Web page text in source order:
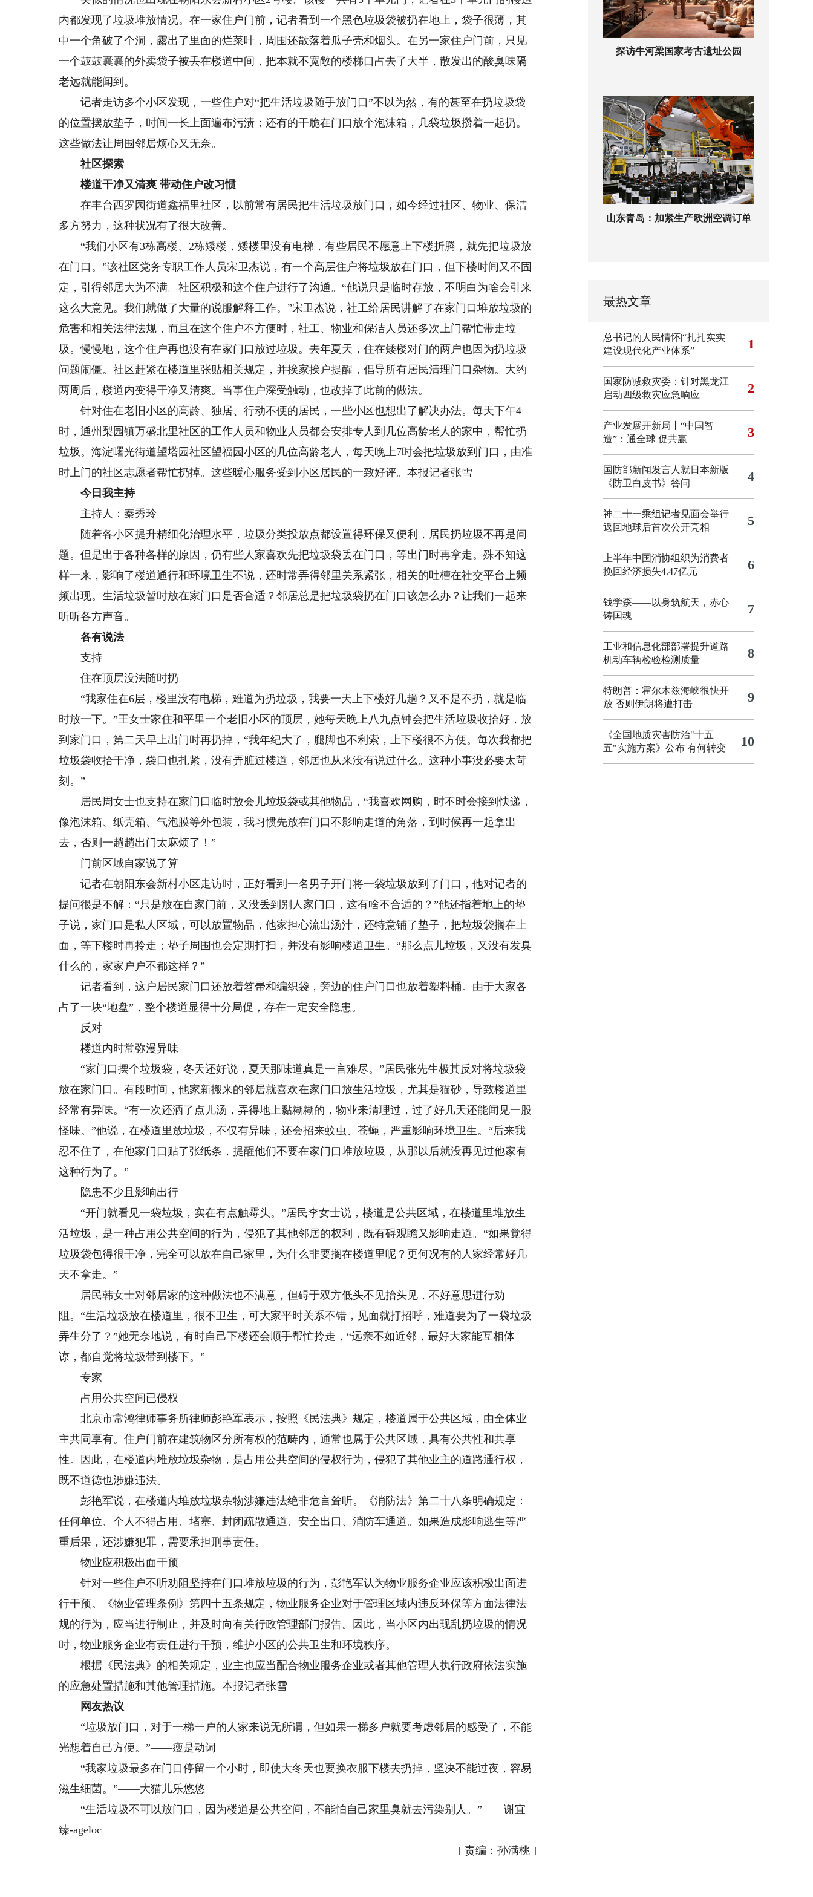
内都发现了垃圾堆放情况。在一家住户门前，记者看到一个黑色垃圾袋被扔在地上，袋子很薄，其
中一个角破了个洞，露出了里面的烂菜叶，周围还散落着瓜子壳和烟头。在另一家住户门前，只见
一个鼓鼓囊囊的外卖袋子被丢在楼道中间，把本就不宽敞的楼梯口占去了大半，散发出的酸臭味隔
老远就能闻到。
记者走访多个小区发现，一些住户对“把生活垃圾随手放门口”不以为然，有的甚至在扔垃圾袋
的位置摆放垫子，时间一长上面遍布污渍；还有的干脆在门口放个泡沫箱，几袋垃圾攒着一起扔。
这些做法让周围邻居烦心又无奈。
社区探索
楼道干净又清爽 带动住户改习惯
在丰台西罗园街道鑫福里社区，以前常有居民把生活垃圾放门口，如今经过社区、物业、保洁
多方努力，这种状况有了很大改善。
“我们小区有3栋高楼、2栋矮楼，矮楼里没有电梯，有些居民不愿意上下楼折腾，就先把垃圾放
在门口。”该社区党务专职工作人员宋卫杰说，有一个高层住户将垃圾放在门口，但下楼时间又不固
定，引得邻居大为不满。社区积极和这个住户进行了沟通。“他说只是临时存放，不明白为啥会引来
这么大意见。我们就做了大量的说服解释工作。”宋卫杰说，社工给居民讲解了在家门口堆放垃圾的
危害和相关法律法规，而且在这个住户不方便时，社工、物业和保洁人员还多次上门帮忙带走垃
圾。慢慢地，这个住户再也没有在家门口放过垃圾。去年夏天，住在矮楼对门的两户也因为扔垃圾
问题闹僵。社区赶紧在楼道里张贴相关规定，并挨家挨户提醒，倡导所有居民清理门口杂物。大约
两周后，楼道内变得干净又清爽。当事住户深受触动，也改掉了此前的做法。
针对住在老旧小区的高龄、独居、行动不便的居民，一些小区也想出了解决办法。每天下午4
时，通州梨园镇万盛北里社区的工作人员和物业人员都会安排专人到几位高龄老人的家中，帮忙扔
垃圾。海淀曙光街道望塔园社区望福园小区的几位高龄老人，每天晚上7时会把垃圾放到门口，由准
时上门的社区志愿者帮忙扔掉。这些暖心服务受到小区居民的一致好评。本报记者张雪
今日我主持
主持人：秦秀玲
随着各小区提升精细化治理水平，垃圾分类投放点都设置得环保又便利，居民扔垃圾不再是问
题。但是出于各种各样的原因，仍有些人家喜欢先把垃圾袋丢在门口，等出门时再拿走。殊不知这
样一来，影响了楼道通行和环境卫生不说，还时常弄得邻里关系紧张，相关的吐槽在社交平台上频
频出现。生活垃圾暂时放在家门口是否合适？邻居总是把垃圾袋扔在门口该怎么办？让我们一起来
听听各方声音。
各有说法
支持
住在顶层没法随时扔
“我家住在6层，楼里没有电梯，难道为扔垃圾，我要一天上下楼好几趟？又不是不扔，就是临
时放一下。”王女士家住和平里一个老旧小区的顶层，她每天晚上八九点钟会把生活垃圾收拾好，放
到家门口，第二天早上出门时再扔掉，“我年纪大了，腿脚也不利索，上下楼很不方便。每次我都把
垃圾袋收拾干净，袋口也扎紧，没有弄脏过楼道，邻居也从来没有说过什么。这种小事没必要太苛
刻。”
居民周女士也支持在家门口临时放会儿垃圾袋或其他物品，“我喜欢网购，时不时会接到快递，
像泡沫箱、纸壳箱、气泡膜等外包装，我习惯先放在门口不影响走道的角落，到时候再一起拿出
去，否则一趟趟出门太麻烦了！”
门前区域自家说了算
记者在朝阳东会新村小区走访时，正好看到一名男子开门将一袋垃圾放到了门口，他对记者的
提问很是不解：“只是放在自家门前，又没丢到别人家门口，这有啥不合适的？”他还指着地上的垫
子说，家门口是私人区域，可以放置物品，他家担心流出汤汁，还特意铺了垫子，把垃圾袋搁在上
面，等下楼时再拎走；垫子周围也会定期打扫，并没有影响楼道卫生。“那么点儿垃圾，又没有发臭
什么的，家家户户不都这样？”
记者看到，这户居民家门口还放着笤帚和编织袋，旁边的住户门口也放着塑料桶。由于大家各
占了一块“地盘”，整个楼道显得十分局促，存在一定安全隐患。
反对
楼道内时常弥漫异味
“家门口摆个垃圾袋，冬天还好说，夏天那味道真是一言难尽。”居民张先生极其反对将垃圾袋
放在家门口。有段时间，他家新搬来的邻居就喜欢在家门口放生活垃圾，尤其是猫砂，导致楼道里
经常有异味。“有一次还洒了点儿汤，弄得地上黏糊糊的，物业来清理过，过了好几天还能闻见一股
怪味。”他说，在楼道里放垃圾，不仅有异味，还会招来蚊虫、苍蝇，严重影响环境卫生。“后来我
忍不住了，在他家门口贴了张纸条，提醒他们不要在家门口堆放垃圾，从那以后就没再见过他家有
这种行为了。”
隐患不少且影响出行
“开门就看见一袋垃圾，实在有点触霉头。”居民李女士说，楼道是公共区域，在楼道里堆放生
活垃圾，是一种占用公共空间的行为，侵犯了其他邻居的权利，既有碍观瞻又影响走道。“如果觉得
垃圾袋包得很干净，完全可以放在自己家里，为什么非要搁在楼道里呢？更何况有的人家经常好几
天不拿走。”
居民韩女士对邻居家的这种做法也不满意，但碍于双方低头不见抬头见，不好意思进行劝
阻。“生活垃圾放在楼道里，很不卫生，可大家平时关系不错，见面就打招呼，难道要为了一袋垃圾
弄生分了？”她无奈地说，有时自己下楼还会顺手帮忙拎走，“远亲不如近邻，最好大家能互相体
谅，都自觉将垃圾带到楼下。”
专家
占用公共空间已侵权
北京市常鸿律师事务所律师彭艳军表示，按照《民法典》规定，楼道属于公共区域，由全体业
主共同享有。住户门前在建筑物区分所有权的范畴内，通常也属于公共区域，具有公共性和共享
性。因此，在楼道内堆放垃圾杂物，是占用公共空间的侵权行为，侵犯了其他业主的道路通行权，
既不道德也涉嫌违法。
彭艳军说，在楼道内堆放垃圾杂物涉嫌违法绝非危言耸听。《消防法》第二十八条明确规定：
任何单位、个人不得占用、堵塞、封闭疏散通道、安全出口、消防车通道。如果造成影响逃生等严
重后果，还涉嫌犯罪，需要承担刑事责任。
物业应积极出面干预
针对一些住户不听劝阻坚持在门口堆放垃圾的行为，彭艳军认为物业服务企业应该积极出面进
行干预。《物业管理条例》第四十五条规定，物业服务企业对于管理区域内违反环保等方面法律法
规的行为，应当进行制止，并及时向有关行政管理部门报告。因此，当小区内出现乱扔垃圾的情况
时，物业服务企业有责任进行干预，维护小区的公共卫生和环境秩序。
根据《民法典》的相关规定，业主也应当配合物业服务企业或者其他管理人执行政府依法实施
的应急处置措施和其他管理措施。本报记者张雪
网友热议
“垃圾放门口，对于一梯一户的人家来说无所谓，但如果一梯多户就要考虑邻居的感受了，不能
光想着自己方便。”——瘦是动词
“我家垃圾最多在门口停留一个小时，即使大冬天也要换衣服下楼去扔掉，坚决不能过夜，容易
滋生细菌。”——大猫儿乐悠悠
“生活垃圾不可以放门口，因为楼道是公共空间，不能怕自己家里臭就去污染别人。”——谢宜
臻-ageloc
[ 责编：孙满桃]
探访牛河梁国家考古遗址公园
山东青岛：加紧生产欧洲空调订单
最热文章
总书记的人民情怀|“扎扎实实
建设现代化产业体系”
1
国家防减救灾委：针对黑龙江
启动四级救灾应急响应
2
产业发展开新局丨“中国智
造”：通全球 促共赢
3
国防部新闻发言人就日本新版
《防卫白皮书》答问
4
神二十一乘组记者见面会举行
返回地球后首次公开亮相
5
上半年中国消协组织为消费者
挽回经济损失4.47亿元
6
钱学森——以身筑航天，赤心
铸国魂
7
工业和信息化部部署提升道路
机动车辆检验检测质量
8
特朗普：霍尔木兹海峡很快开
放 否则伊朗将遭打击
9
《全国地质灾害防治"十五
五"实施方案》公布 有何转变
10